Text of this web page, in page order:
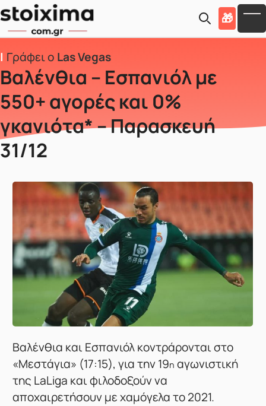
Skip to main content
🎁
Γράφει ο Las Vegas
Βαλένθια – Εσπανιόλ με
550+ αγορές και 0%
γκανιότα* – Παρασκευή
31/12
Βαλένθια και Εσπανιόλ κοντράρονται στο
«Μεστάγια» (17:15), για την 19η αγωνιστική
της LaLiga και φιλοδοξούν να
αποχαιρετήσουν με χαμόγελα το 2021.